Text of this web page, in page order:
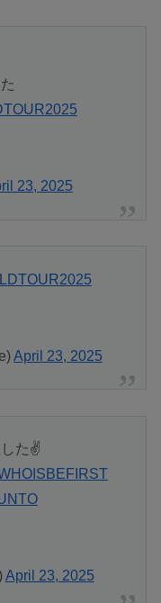
23, 2025
April 23, 2025
た✌️
April 23, 2025